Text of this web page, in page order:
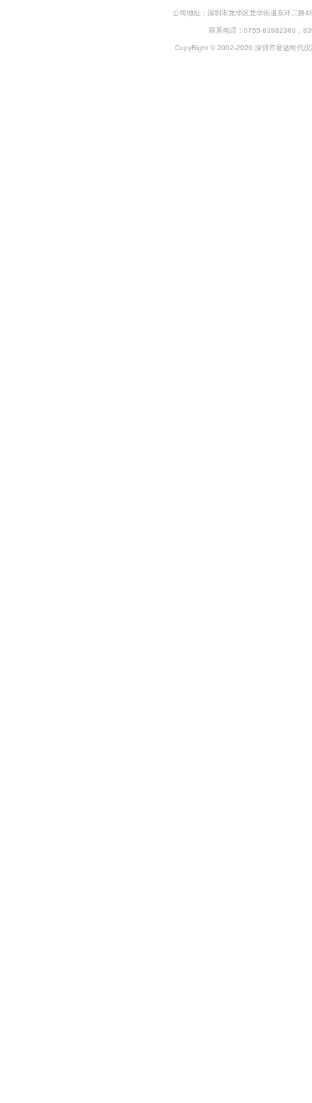
公司地址：深圳市龙华区龙华街道东环二
联系电话：0755-83982369，
CopyRight © 2002-2026 深圳市君达时代